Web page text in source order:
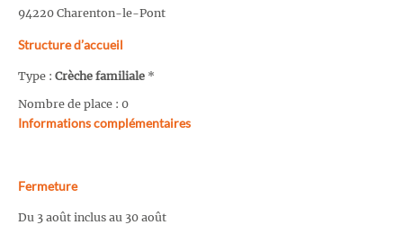
94220 Charenton-le-Pont
Structure d’accueil
Type : Crèche familiale *
Nombre de place : 0
Informations complémentaires
Fermeture
Du 3 août inclus au 30 août